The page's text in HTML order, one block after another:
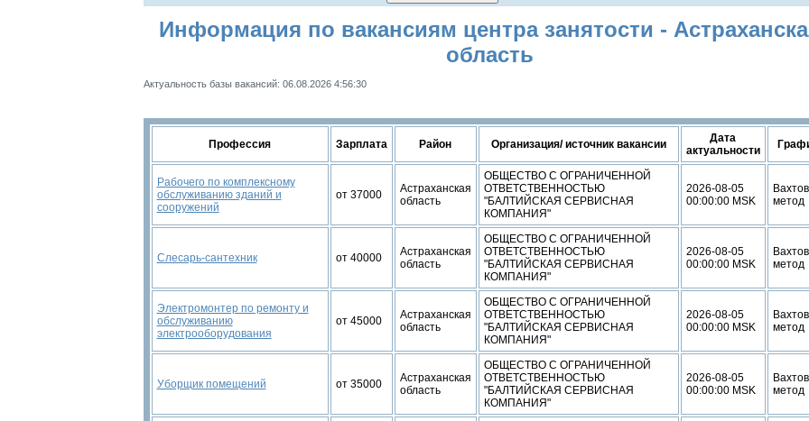
Информация по вакансиям центра занятости -
область
Актуальность базы вакансий: 06.08.2026 4:56:30
Профессия Зарплата Район Организация/ источник вакансии
Дата
актуальности
Рабочего по комплексному
обслуживанию зданий и
сооружений
от 37000
Астраханская
область
ОБЩЕСТВО С ОГРАНИЧЕННОЙ
ОТВЕТСТВЕННОСТЬЮ
"БАЛТИЙСКАЯ СЕРВИСНАЯ
КОМПАНИЯ"
2026-08-05
00:00:00 MSK
метод
Слесарь-сантехник от 40000
Астраханская
область
ОБЩЕСТВО С ОГРАНИЧЕННОЙ
ОТВЕТСТВЕННОСТЬЮ
"БАЛТИЙСКАЯ СЕРВИСНАЯ
КОМПАНИЯ"
2026-08-05
00:00:00 MSK
метод
Электромонтер по ремонту и
обслуживанию
электрооборудования
от 45000
Астраханская
область
ОБЩЕСТВО С ОГРАНИЧЕННОЙ
ОТВЕТСТВЕННОСТЬЮ
"БАЛТИЙСКАЯ СЕРВИСНАЯ
КОМПАНИЯ"
2026-08-05
00:00:00 MSK
метод
Уборщик помещений от 35000
Астраханская
область
ОБЩЕСТВО С ОГРАНИЧЕННОЙ
ОТВЕТСТВЕННОСТЬЮ
"БАЛТИЙСКАЯ СЕРВИСНАЯ
КОМПАНИЯ"
2026-08-05
00:00:00 MSK
метод